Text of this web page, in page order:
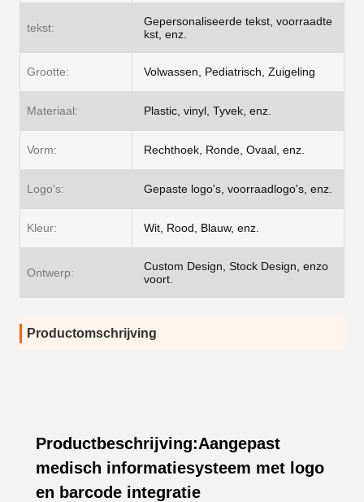
tekst:
Gepersonaliseerde tekst, voorraadte
kst, enz.
Grootte: Volwassen, Pediatrisch, Zuigeling
Materiaal: Plastic, vinyl, Tyvek, enz.
Vorm: Rechthoek, Ronde, Ovaal, enz.
Logo's: Gepaste logo's, voorraadlogo's, enz.
Kleur: Wit, Rood, Blauw, enz.
Ontwerp:
Custom Design, Stock Design, enzo
voort.
Productomschrijving
Productbeschrijving:Aangepast
medisch informatiesysteem met logo
en barcode integratie